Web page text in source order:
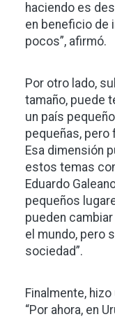
haciendo es
en beneficio de
pocos”, afirmó.
Por otro lado,
tamaño, puede
un país
pequeñas,
Esa dimensión
estos temas
Eduardo
pequeños
pueden cambiar
el mundo, pero
sociedad”.
Finalmente,
“Por ahora, en